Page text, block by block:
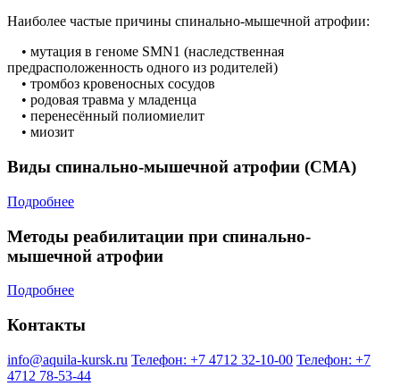
Наиболее частые причины спинально-мышечной атрофии:
• мутация в геноме SMN1 (наследственная
предрасположенность одного из родителей)
• тромбоз кровеносных сосудов
• родовая травма у младенца
• перенесённый полиомиелит
• миозит
Виды спинально-мышечной атрофии (СМА)
Подробнее
Методы реабилитации при спинально-
мышечной атрофии
Подробнее
Контакты
info@aquila-kursk.ru Телефон: +7 4712 32-10-00 Телефон: +7
4712 78-53-44